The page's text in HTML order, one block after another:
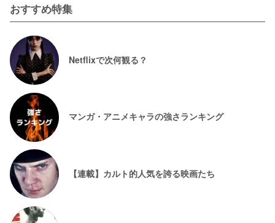
おすすめ特集
Netflixで次何観る？
マンガ・アニメキャラの強さランキング
【連載】カルト的人気を誇る映画たち